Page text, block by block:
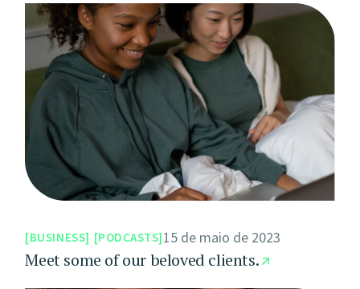
BUSINESS PODCASTS 15 de maio de 2023
Meet some of our beloved clients.